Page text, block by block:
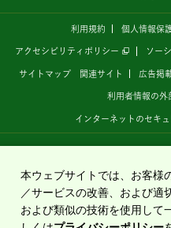
利用規約 個人情報保
アクセシビリティポリシー ソー
サイトマップ 関連サイト 広告掲
利用者情報の外
インターネットのセキ
運営しています。
Copyright©2020 East
All
本ウェブサイトでは、お客様
／サービスの改善、および適
および類似の技術を使用して